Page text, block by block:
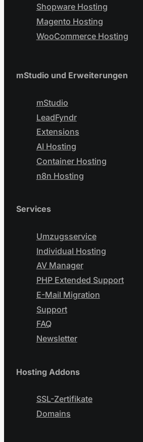
Shopware Hosting
Magento Hosting
WooCommerce Hosting
mStudio und Erweiterungen
mStudio
LeadFyndr
Extensions
AI Hosting
Container Hosting
n8n Hosting
Services
Umzugsservice
Individual Hosting
AV Manager
PHP Extended Support
E-Mail Migration
Support
FAQ
Newsletter
Hosting Addons
SSL-Zertifikate
Domains